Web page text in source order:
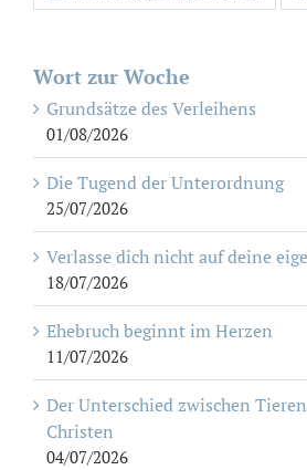
Wort zur Woche
Grundsätze des Verleihens
01/08/2026
Die Tugend der Unterordnung
25/07/2026
Verlasse dich nicht auf deine
18/07/2026
Ehebruch beginnt im Herzen
11/07/2026
Der Unterschied zwischen
Christen
04/07/2026